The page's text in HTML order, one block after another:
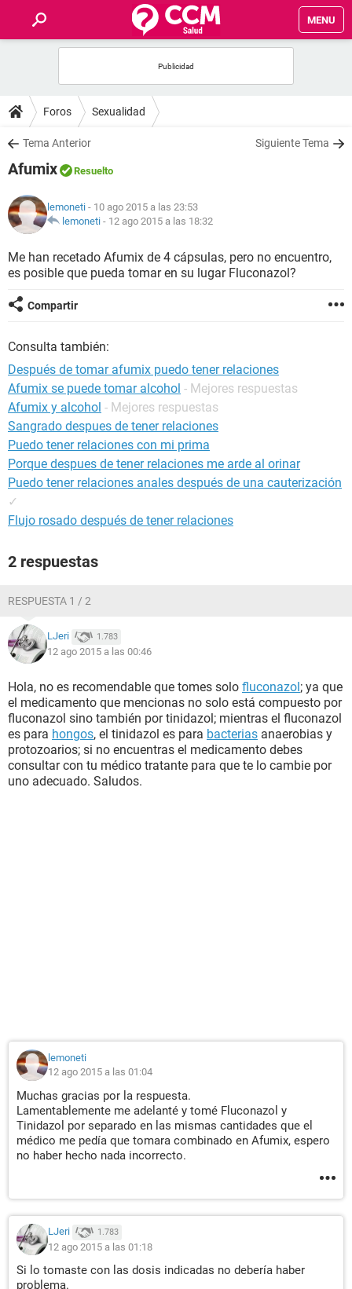
MENU
FOROS
SALUD
NUTRICIÓN
BIENESTAR
SEXUALIDAD
GLOSARIO
Foros Sexualidad
Tema Anterior Siguiente Tema
Afumix Resuelto
lemoneti - 10 ago 2015 a las 23:53
lemoneti - 12 ago 2015 a las 18:32
Me han recetado Afumix de 4 cápsulas, pero no encuentro,
es posible que pueda tomar en su lugar Fluconazol?
Compartir
Consulta también:
Después de tomar afumix puedo tener relaciones
Afumix se puede tomar alcohol - Mejores respuestas
Afumix y alcohol - Mejores respuestas
Sangrado despues de tener relaciones
Puedo tener relaciones con mi prima
Porque despues de tener relaciones me arde al orinar
Puedo tener relaciones anales después de una cauterización
✓
Flujo rosado después de tener relaciones
2 respuestas
RESPUESTA 1 / 2
LJeri 1.783
12 ago 2015 a las 00:46
Hola, no es recomendable que tomes solo fluconazol; ya que
el medicamento que mencionas no solo está compuesto por
fluconazol sino también por tinidazol; mientras el fluconazol
es para hongos, el tinidazol es para bacterias anaerobias y
protozoarios; si no encuentras el medicamento debes
consultar con tu médico tratante para que te lo cambie por
uno adecuado. Saludos.
lemoneti
12 ago 2015 a las 01:04
Muchas gracias por la respuesta.
Lamentablemente me adelanté y tomé Fluconazol y
Tinidazol por separado en las mismas cantidades que el
médico me pedía que tomara combinado en Afumix, espero
no haber hecho nada incorrecto.
LJeri 1.783
12 ago 2015 a las 01:18
Si lo tomaste con las dosis indicadas no debería haber
problema.